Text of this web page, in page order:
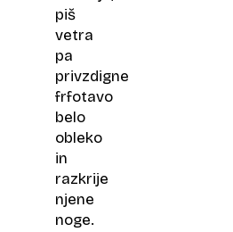
piš
vetra
pa
privzdigne
frfotavo
belo
obleko
in
razkrije
njene
noge.